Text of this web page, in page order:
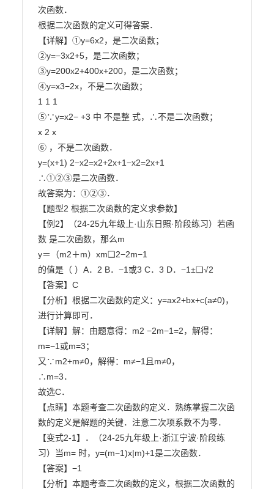
次函数．
根据二次函数的定义可得答案．
【详解】①y=6x2，是二次函数；
②y=−3x2+5，是二次函数；
③y=200x2+400x+200，是二次函数；
④y=x3−2x，不是二次函数；
1 1 1
⑤∵y=x2− +3 中 不是整 式，∴不是二次函数；
x 2 x
⑥ ，不是二次函数．
y=(x+1) 2−x2=x2+2x+1−x2=2x+1
∴①②③是二次函数．
故答案为：①②③．
【题型2 根据二次函数的定义求参数】
【例2】（24-25九年级上·山东日照·阶段练习）若函
数 是二次函数，那么m
y＝（m2＋m）xm❑2−2m−1
的值是（ ）A．2 B．−1或3 C．3 D．−1±❑√2
【答案】C
【分析】根据二次函数的定义：y=ax2+bx+c(a≠0)，
进行计算即可．
【详解】解：由题意得：m2 −2m−1=2，解得：
m=−1或m=3；
又∵m2+m≠0，解得：m≠−1且m≠0，
∴m=3．
故选C．
【点睛】本题考查二次函数的定义．熟练掌握二次函
数的定义是解题的关键．注意二次项系数不为零．
【变式2-1】．（24-25九年级上·浙江宁波·阶段练
习）当m= 时，y=(m−1)x|m)+1是二次函数．
【答案】−1
【分析】本题考查二次函数的定义，根据二次函数的